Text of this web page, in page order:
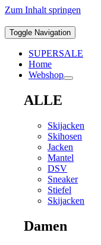
Zum Inhalt springen
Toggle Navigation
SUPERSALE
Home
Webshop
ALLE
Skijacken
Skihosen
Jacken
Mantel
DSV
Sneaker
Stiefel
Skijacken
Damen